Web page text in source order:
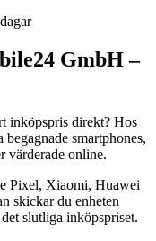
GmbH –
inköpspris direkt? Hos
smartphones,
värderade online.
Pixel, Xiaomi, Huawei
skickar du enheten
slutliga inköpspriset.